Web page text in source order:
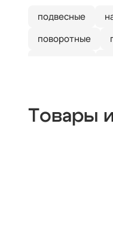
подвесные
поворотные
Товары